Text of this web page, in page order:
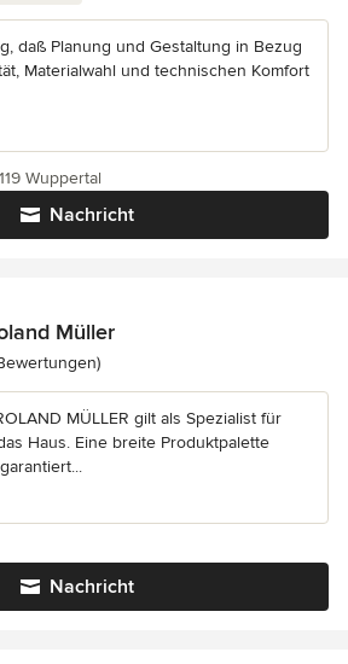
daß Planung und Gestaltung in Bezug
Materialwahl und technischen Komfort
Nachricht
Wuppertal
Müller
5 von 5 Sternen
MÜLLER gilt als Spezialist für
Haus. Eine breite Produktpalette
Nachricht